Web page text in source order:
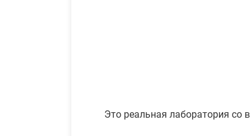
Это реальная лаборатория со